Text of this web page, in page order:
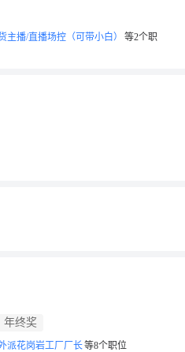
主播/直播场控（可带小白）
等2个职
年终奖
派花岗岩工厂厂长等8个职位